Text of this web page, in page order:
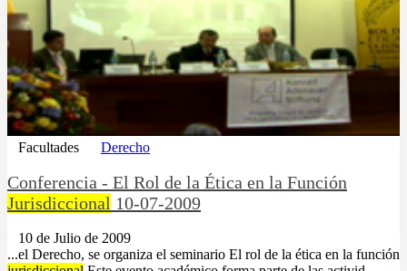
Facultades Derecho
Conferencia - El Rol de la Ética en la Función
Jurisdiccional 10-07-2009
10 de Julio de 2009
...el Derecho, se organiza el seminario El rol de la ética en la función